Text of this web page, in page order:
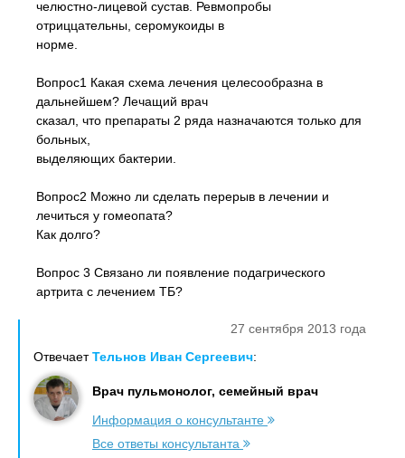
челюстно-лицевой сустав. Ревмопробы
отриццательны, серомукоиды в
норме.
Вопрос1 Какая схема лечения целесообразна в
дальнейшем? Лечащий врач
сказал, что препараты 2 ряда назначаются только для
больных,
выделяющих бактерии.
Вопрос2 Можно ли сделать перерыв в лечении и
лечиться у гомеопата?
Как долго?
Вопрос 3 Связано ли появление подагрического
артрита с лечением ТБ?
27 сентября 2013 года
ОтвечаетТельнов Иван Сергеевич:
Врач пульмонолог, семейный врач
Информация о консультанте
Все ответы консультанта